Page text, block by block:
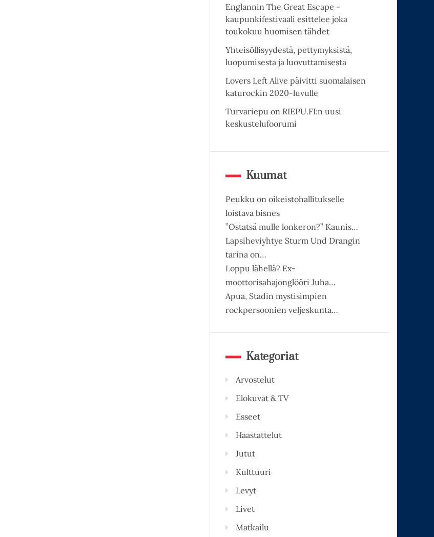
Englannin The Great Escape -
kaupunkifestivaali esittelee joka
toukokuu huomisen tähdet
Yhteisöllisyydestä, pettymyksistä,
luopumisesta ja luovuttamisesta
Lovers Left Alive päivitti suomalaisen
katurockin 2020-luvulle
Turvariepu on RIEPU.FI:n uusi
keskustelufoorumi
Kuumat
Peukku on oikeistohallitukselle
loistava bisnes
”Ostatsä mulle lonkeron?” Kaunis…
Lapsiheviyhtye Sturm Und Drangin
tarina on…
Loppu lähellä? Ex-
moottorisahajonglööri Juha…
Apua, Stadin mystisimpien
rockpersoonien veljeskunta…
Kategoriat
Arvostelut
Elokuvat & TV
Esseet
Haastattelut
Jutut
Kulttuuri
Levyt
Livet
Matkailu